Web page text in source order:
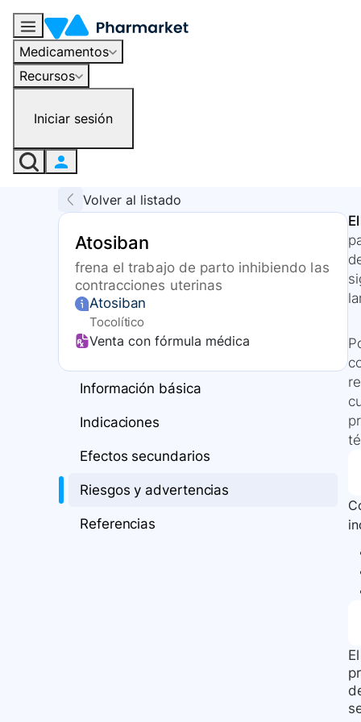
Medicamentos
Recursos
Iniciar sesión
Volver al listado
Atosiban
frena el trabajo de parto inhibiendo las
contracciones uterinas
Atosiban
Tocolítico
Venta con fórmula médica
Información básica
Indicaciones
Efectos secundarios
Riesgos y advertencias
Referencias